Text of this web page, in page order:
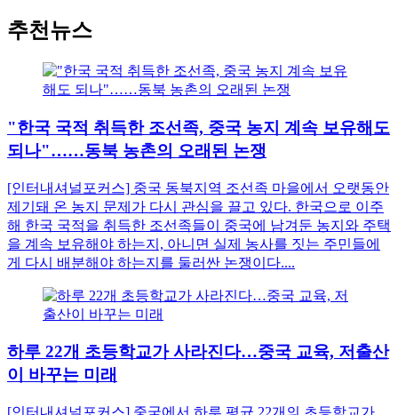
추천뉴스
"한국 국적 취득한 조선족, 중국 농지 계속 보유해도
되나"……동북 농촌의 오래된 논쟁
[인터내셔널포커스] 중국 동북지역 조선족 마을에서 오랫동안
제기돼 온 농지 문제가 다시 관심을 끌고 있다. 한국으로 이주
해 한국 국적을 취득한 조선족들이 중국에 남겨둔 농지와 주택
을 계속 보유해야 하는지, 아니면 실제 농사를 짓는 주민들에
게 다시 배분해야 하는지를 둘러싼 논쟁이다....
하루 22개 초등학교가 사라진다…중국 교육, 저출산
이 바꾸는 미래
[인터내셔널포커스] 중국에서 하루 평균 22개의 초등학교가